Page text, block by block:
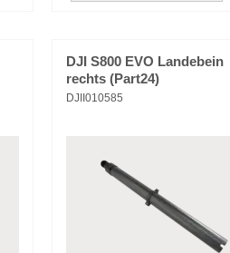
DJI S800 EVO Landebein
rechts (Part24)
DJII010585